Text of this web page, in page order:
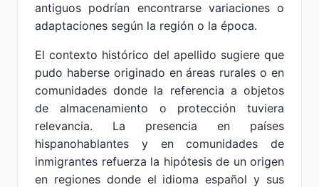
antiguos podrían encontrarse variaciones o
adaptaciones según la región o la época.
El contexto histórico del apellido sugiere que
pudo haberse originado en áreas rurales o en
comunidades donde la referencia a objetos
de almacenamiento o protección tuviera
relevancia. La presencia en países
hispanohablantes y en comunidades de
inmigrantes refuerza la hipótesis de un origen
en regiones donde el idioma español y sus